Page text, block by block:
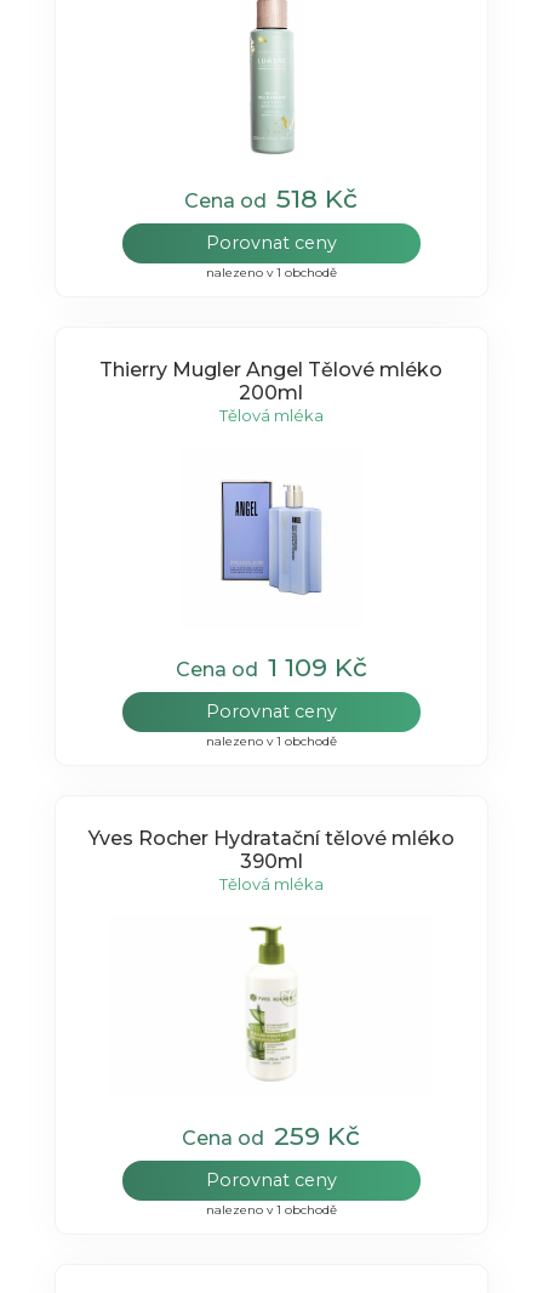
Cena od518 Kč
Porovnat ceny
nalezeno v 1 obchodě
Thierry Mugler Angel Tělové mléko
200ml
Tělová mléka
Cena od 1 109 Kč
Porovnat ceny
nalezeno v 1 obchodě
Yves Rocher Hydratační tělové mléko
390ml
Tělová mléka
Cena od259 Kč
Porovnat ceny
nalezeno v 1 obchodě